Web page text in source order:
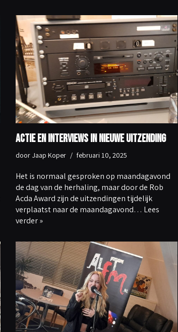
Actie en interviews in nieuwe uitzending
door Jaap Koper februari 10, 2025
Het is normaal gesproken op maandagavond
de dag van de herhaling, maar door de Rob
Acda Award zijn de uitzendingen tijdelijk
verplaatst naar de maandagavond… Lees
verder »